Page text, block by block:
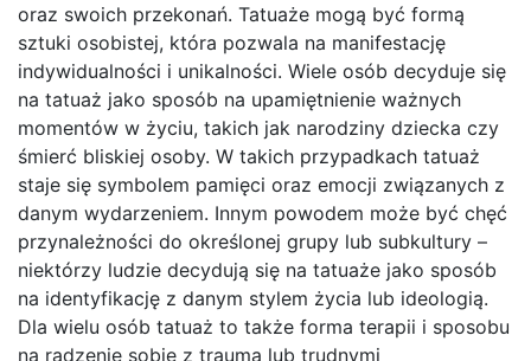
oraz swoich przekonań. Tatuaże mogą być formą
sztuki osobistej, która pozwala na manifestację
indywidualności i unikalności. Wiele osób decyduje się
na tatuaż jako sposób na upamiętnienie ważnych
momentów w życiu, takich jak narodziny dziecka czy
śmierć bliskiej osoby. W takich przypadkach tatuaż
staje się symbolem pamięci oraz emocji związanych z
danym wydarzeniem. Innym powodem może być chęć
przynależności do określonej grupy lub subkultury –
niektórzy ludzie decydują się na tatuaże jako sposób
na identyfikację z danym stylem życia lub ideologią.
Dla wielu osób tatuaż to także forma terapii i sposobu
na radzenie sobie z traumą lub trudnymi